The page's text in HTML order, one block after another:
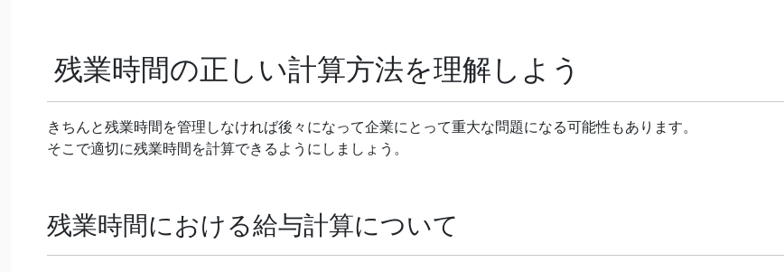
残業時間の正しい計算方法を理解しよう
きちんと残業時間を管理しなければ後々になって企業にとって重大な問題になる可能性もあります。
そこで適切に残業時間を計算できるようにしましょう。
残業時間における給与計算について